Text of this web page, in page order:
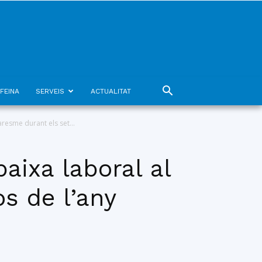
SERVEIS ACTUALITAT
durant els set...
laboral al
de l’any